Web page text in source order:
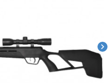
chevron_right